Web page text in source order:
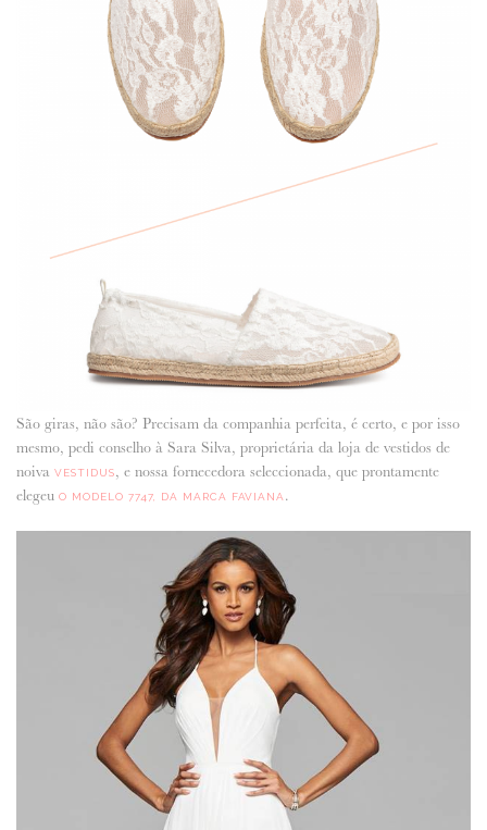
São giras, não são? Precisam da companhia perfeita, é certo, e por isso
mesmo, pedi conselho à Sara Silva, proprietária da loja de vestidos de
noiva VESTIDUS, e nossa fornecedora seleccionada, que prontamente
elegeu O MODELO 7747, DA MARCA FAVIANA .